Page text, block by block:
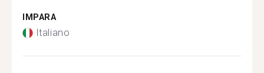
IMPARA
Italiano